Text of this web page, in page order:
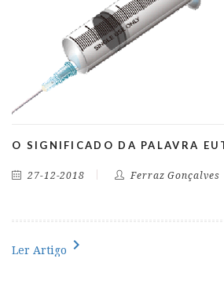
O SIGNIFICADO DA PALAVRA
27-12-2018 Ferraz Gonçalves
Ler Artigo chevron_right